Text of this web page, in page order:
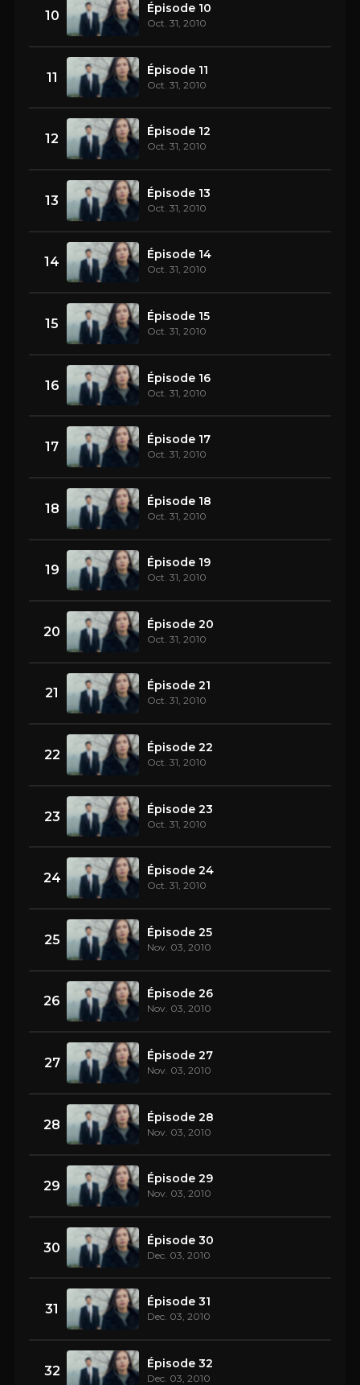
10 Épisode 10
Oct. 31, 2010
11 Épisode 11
Oct. 31, 2010
12 Épisode 12
Oct. 31, 2010
13 Épisode 13
Oct. 31, 2010
14 Épisode 14
Oct. 31, 2010
15 Épisode 15
Oct. 31, 2010
16 Épisode 16
Oct. 31, 2010
17 Épisode 17
Oct. 31, 2010
18 Épisode 18
Oct. 31, 2010
19 Épisode 19
Oct. 31, 2010
20 Épisode 20
Oct. 31, 2010
21 Épisode 21
Oct. 31, 2010
22 Épisode 22
Oct. 31, 2010
23 Épisode 23
Oct. 31, 2010
24 Épisode 24
Oct. 31, 2010
25 Épisode 25
Nov. 03, 2010
26 Épisode 26
Nov. 03, 2010
27 Épisode 27
Nov. 03, 2010
28 Épisode 28
Nov. 03, 2010
29 Épisode 29
Nov. 03, 2010
30 Épisode 30
Dec. 03, 2010
31 Épisode 31
Dec. 03, 2010
32 Épisode 32
Dec. 03, 2010